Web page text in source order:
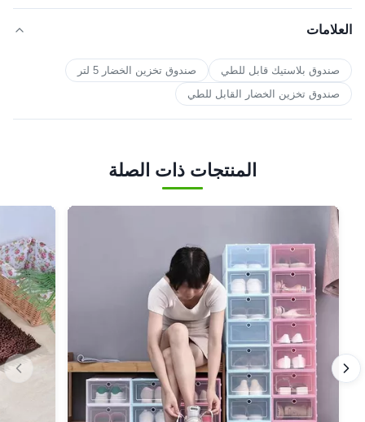
العلامات
صندوق بلاستيك قابل للطي
صندوق تخزين الخضار 5 لتر
صندوق تخزين الخضار القابل للطي
المنتجات ذات الصلة